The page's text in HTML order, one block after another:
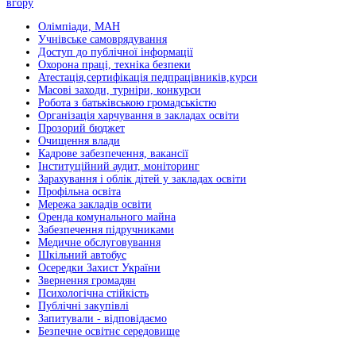
вгору
Олімпіади, МАН
Учнівське самоврядування
Доступ до публічної інформації
Охорона праці, техніка безпеки
Атестація,сертифікація педпрацівників,курси
Масові заходи, турніри, конкурси
Робота з батьківською громадськістю
Організація харчування в закладах освіти
Прозорий бюджет
Очищення влади
Кадрове забезпечення, вакансії
Інституційний аудит, моніторинг
Зарахування і облік дітей у закладах освіти
Профільна освіта
Мережа закладів освіти
Оренда комунального майна
Забезпечення підручниками
Медичне обслуговування
Шкільний автобус
Осередки Захист України
Звернення громадян
Психологічна стійкість
Публічні закупівлі
Запитували - відповідаємо
Безпечне освітнє середовище